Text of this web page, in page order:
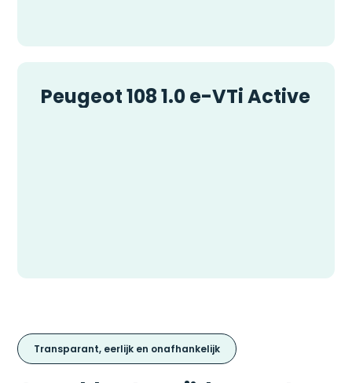
Peugeot 108 1.0 e-VTi Active
Transparant, eerlijk en onafhankelijk